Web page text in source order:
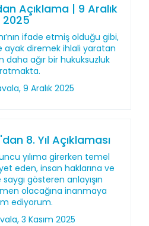
Açıklama | 9 Aralık
2025
ifade etmiş olduğu gibi,
ayak diremek ihlali yaratan
daha ağır bir hukuksuzluk
9 Aralık 2025
8. Yıl Açıklaması
yılıma girerken temel
eden, insan haklarına ve
gösteren anlayışın
olacağına inanmaya
ediyorum.
3 Kasım 2025